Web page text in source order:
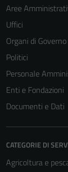
Aree
Uffici
Organi di Governo
Politici
Personale
Enti e Fondazioni
Documenti e Dati
CATEGORIE DI
Agricoltura e